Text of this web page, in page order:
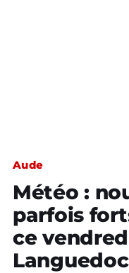
Aude
Météo :
parfois
ce
Languedoc